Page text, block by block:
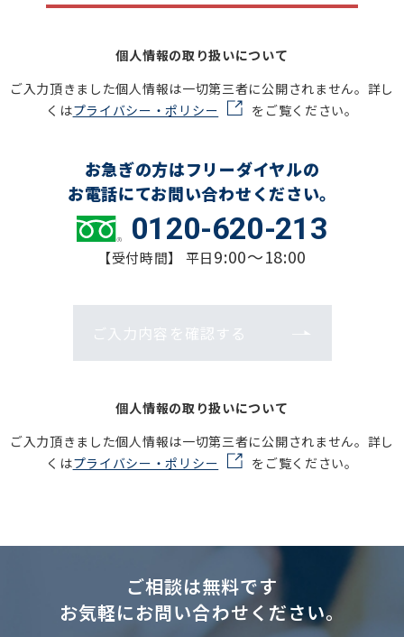
個人情報の取り扱いについて
ご入力頂きました個人情報は一切第三者に公開されません。詳し
くはプライバシー・ポリシー をご覧ください。
お急ぎの方はフリーダイヤルの
お電話にてお問い合わせください。
0120-620-213
【受付時間】 平日9:00～18:00
ご入力内容を確認する
個人情報の取り扱いについて
ご入力頂きました個人情報は一切第三者に公開されません。詳し
くはプライバシー・ポリシー をご覧ください。
ご相談は無料です
お気軽にお問い合わせください。